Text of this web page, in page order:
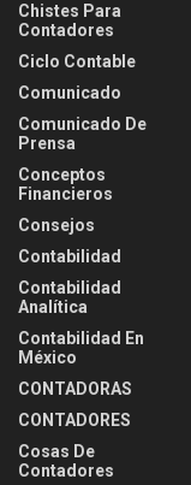
Chistes Para
Contadores
Ciclo Contable
Comunicado
Comunicado De
Prensa
Conceptos
Financieros
Consejos
Contabilidad
Contabilidad
Analítica
Contabilidad En
México
CONTADORAS
CONTADORES
Cosas De
Contadores